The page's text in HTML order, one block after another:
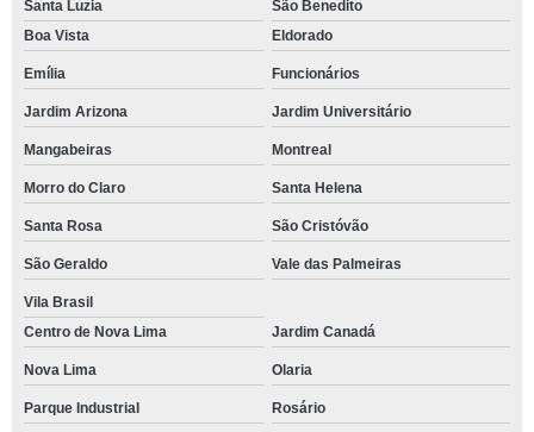
Santa Luzia
São Benedito
Boa Vista
Eldorado
Emília Funcionários
Jardim Arizona Jardim Universitário
Mangabeiras Montreal
Morro do Claro Santa Helena
Santa Rosa São Cristóvão
São Geraldo Vale das Palmeiras
Vila Brasil
Centro de Nova Lima
Jardim Canadá
Nova Lima Olaria
Parque Industrial Rosário